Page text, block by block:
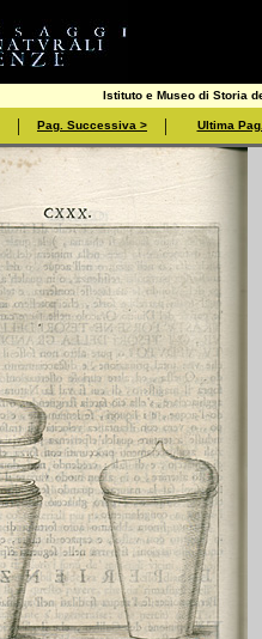
Istituto e Museo di Storia
| Pag. Successiva > | Ultima